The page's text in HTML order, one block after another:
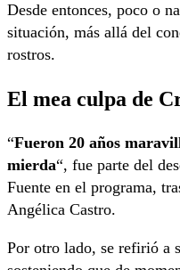
Desde entonces, poco o
situación, más allá del
rostros.
El mea culpa de
“Fueron 20 años
mierda“, fue parte del
Fuente en el programa,
Angélica Castro.
Por otro lado, se refirió a